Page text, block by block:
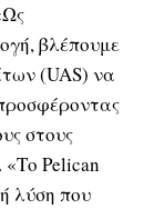
βλέπουμε
(UAS) να
στους
«Το Pelican
λύση που